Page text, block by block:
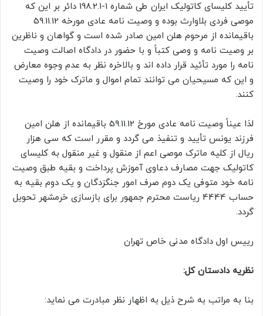
تأیید کلیسای کاتولیک ایران طی شماره 1-198.2.1 دائر بر این که
موصی فردی بلاوارث بوده و وصیت نامه عادی مورخه 59.11.12
باقیمانده از مرحوم هلن امین صادر شده است و گواهان و ناظرین
بر وصیت نامه و وصی کتباً و با حضور در دادگاه اصالت وصیت
نامه را مورد تأئید قرار داده اند و بالاخره نظر به عدم وجوه معارض
و این که مسیحیان می توانند تمام اموال و ماترک خود را وصیت
کنند.
لذا عیناً وصیت نامه عادی مورخ 59.11.12 باقیمانده از هلن امین
فرزند یونس تأیید و تنفیذ می گردد و مقرر است که سی هزار
ریال از کلیه ماترک موصی اعم از منقول و غیر منقول به کلیسای
کاتولیک جهت مصارف دعاوی آموزش پرداخت و بقیه طبق وصیت
نامه خود متوفی یک دوم صرف امور جنگزدگان و یک دوم بقیه به
حساب 4444 ریاست محترم جمهور برای بازسازی خرمشهر تحویل
گردد.
رییس اول دادگاه مدنی خاص تهران
نظریه دادستان کل:
بنا به مراتب به شرح ذیل به اظهار نظر مبادرت می نماید: